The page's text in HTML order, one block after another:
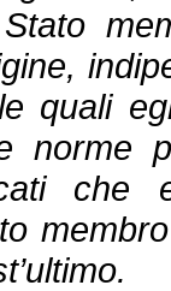
quali
norme
che